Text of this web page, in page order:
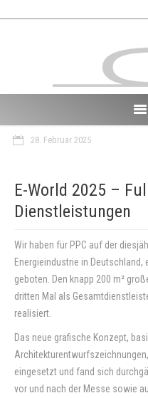
VR
Film
Portfolio
Contact
28. Februar 2025
E-World 2025 –
Dienstleistungen
Wir haben für PPC auf der
Energieindustrie in
geboten. Den knapp 200 m²
dritten Mal als
realisiert.
Das neue grafische Konzept,
eingesetzt und fand sich
vor und nach der Messe sowie